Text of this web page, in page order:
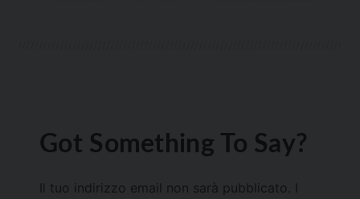
Got Something To Say?
Il tuo indirizzo email non sarà pubblicato.